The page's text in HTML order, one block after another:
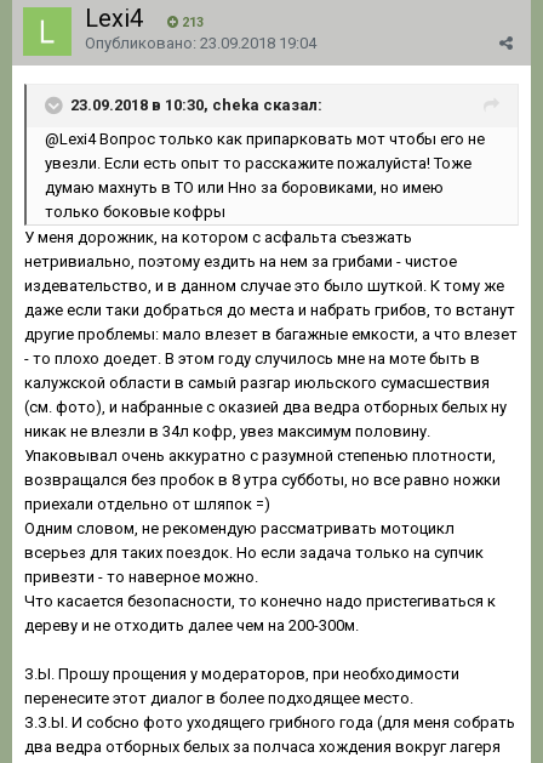
Lexi4 213
Опубликовано: 23.09.2018 19:04
23.09.2018 в 10:30, cheka сказал:
@Lexi4Вопрос только как припарковать мот чтобы его не
увезли. Если есть опыт то расскажите пожалуйста! Тоже
думаю махнуть в ТО или Нно за боровиками, но имею
только боковые кофры
У меня дорожник, на котором с асфальта съезжать
нетривиально, поэтому ездить на нем за грибами - чистое
издевательство, и в данном случае это было шуткой. К тому же
даже если таки добраться до места и набрать грибов, то встанут
другие проблемы: мало влезет в багажные емкости, а что влезет
- то плохо доедет. В этом году случилось мне на моте быть в
калужской области в самый разгар июльского сумасшествия
(см. фото), и набранные с оказией два ведра отборных белых ну
никак не влезли в 34л кофр, увез максимум половину.
Упаковывал очень аккуратно с разумной степенью плотности,
возвращался без пробок в 8 утра субботы, но все равно ножки
приехали отдельно от шляпок =)
Одним словом, не рекомендую рассматривать мотоцикл
всерьез для таких поездок. Но если задача только на супчик
привезти - то наверное можно.
Что касается безопасности, то конечно надо пристегиваться к
дереву и не отходить далее чем на 200-300м.
З.Ы. Прошу прощения у модераторов, при необходимости
перенесите этот диалог в более подходящее место.
З.З.Ы. И собсно фото уходящего грибного года (для меня собрать
два ведра отборных белых за полчаса хождения вокруг лагеря